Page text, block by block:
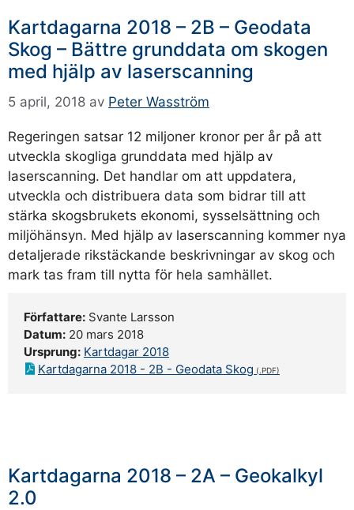
Kartdagarna 2018 – 2B – Geodata
Skog – Bättre grunddata om skogen
med hjälp av laserscanning
5 april, 2018 av Peter Wasström
Regeringen satsar 12 miljoner kronor per år på att
utveckla skogliga grunddata med hjälp av
laserscanning. Det handlar om att uppdatera,
utveckla och distribuera data som bidrar till att
stärka skogsbrukets ekonomi, sysselsättning och
miljöhänsyn. Med hjälp av laserscanning kommer nya
detaljerade rikstäckande beskrivningar av skog och
mark tas fram till nytta för hela samhället.
Författare: Svante Larsson
Datum: 20 mars 2018
Ursprung: Kartdagar 2018
Kartdagarna 2018 - 2B - Geodata Skog
Kartdagarna 2018 – 2A – Geokalkyl
2.0